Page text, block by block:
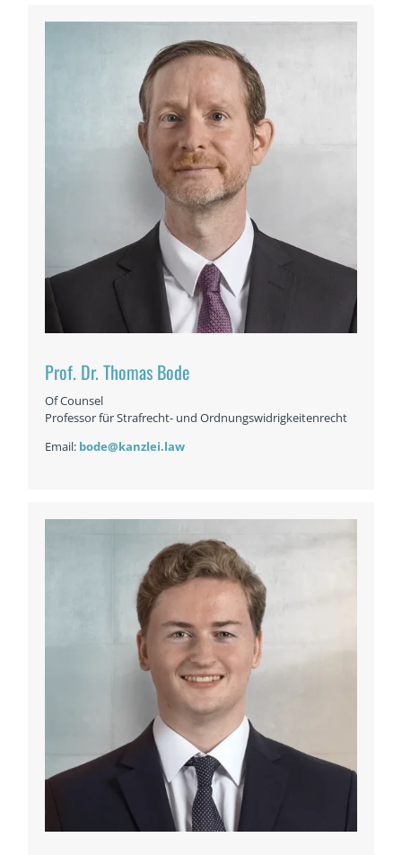
Prof. Dr. Thomas Bode
Of Counsel
Professor für Strafrecht- und Ordnungswidrigkeitenrecht
Email: bode@kanzlei.law